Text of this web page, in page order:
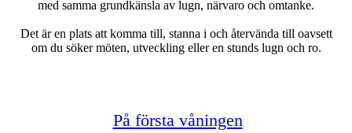
med samma grundkänsla av lugn, närvaro och omtanke.
Det är en plats att komma till, stanna i och återvända till oavsett
om du söker möten, utveckling eller en stunds lugn och ro.
På första våningen